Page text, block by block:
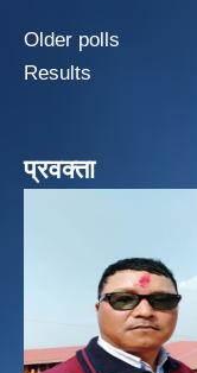
Older polls
Results
प्रवक्ता